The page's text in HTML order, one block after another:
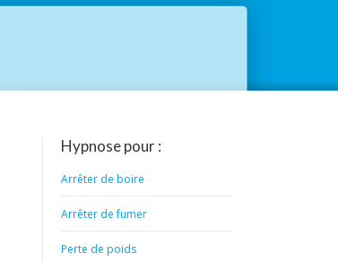
Hypnose pour :
Arrêter de boire
Arrêter de fumer
Perte de poids